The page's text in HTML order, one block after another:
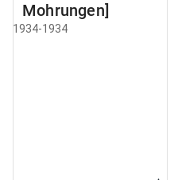
Mohrungen]
1934-1934